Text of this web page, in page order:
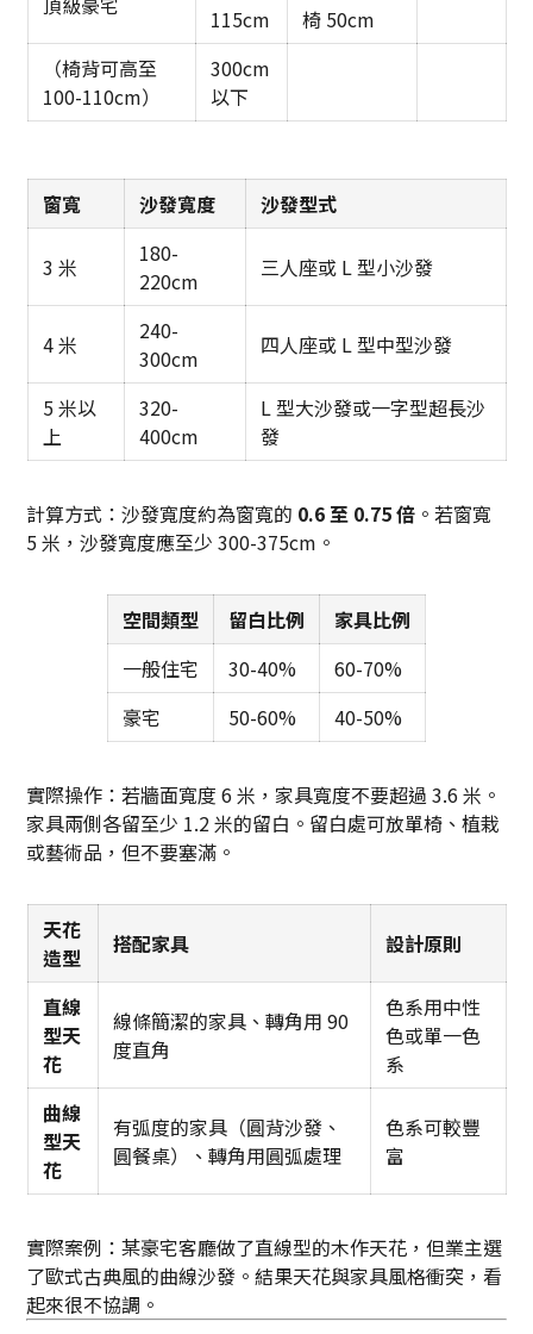
115cm
椅 50cm
（椅背可高至
100-110cm）
300cm
以下
窗寬 沙發寬度 沙發型式
3 米
180-
220cm
三人座或 L 型小沙發
4 米
240-
300cm
四人座或 L 型中型沙發
5 米以
上
320-
400cm
L 型大沙發或一字型超長沙
發
計算方式：沙發寬度約為窗寬的 0.6 至 0.75 倍 。若窗寬
5 米，沙發寬度應至少 300-375cm。
空間類型 留白比例
家具比例
一般住宅
30-40%
60-70%
豪宅
50-60% 40-50%
實際操作：若牆面寬度 6 米，家具寬度不要超過 3.6 米。
家具兩側各留至少 1.2 米的留白。留白處可放單椅、植栽
或藝術品，但不要塞滿。
天花
造型
搭配家具 設計原則
直線
型天
花
線條簡潔的家具、轉角用 90
度直角
色系用中性
色或單一色
系
曲線
型天
花
有弧度的家具（圓背沙發、
圓餐桌）、轉角用圓弧處理
色系可較豐
富
實際案例：某豪宅客廳做了直線型的木作天花，但業主選
了歐式古典風的曲線沙發。結果天花與家具風格衝突，看
起來很不協調。